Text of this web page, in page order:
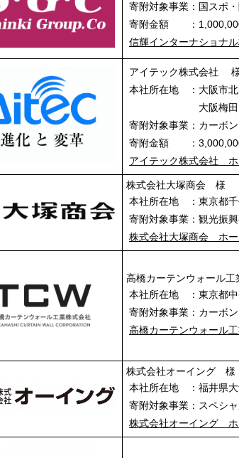
寄附対象事業：国スポ
寄附金額 ：
信輝インターナショナ
アイテック株式会社
本社所在地 ：大阪市北
大阪梅田ツイン
寄附対象事業：カーボ
寄附金額 ：
アイテック株式会社 ホ
株式会社大塚商会 様
本社所在地 ：東京都千
寄附対象事業：観光振
株式会社大塚商会 ホー
高橋カーテンウォール
本社所在地 ：東京都中
寄附対象事業：カーボ
高橋カーテンウォール
株式会社オーイング 様
本社所在地 ：福井県大
寄附対象事業：スペシ
株式会社オーイング ホ